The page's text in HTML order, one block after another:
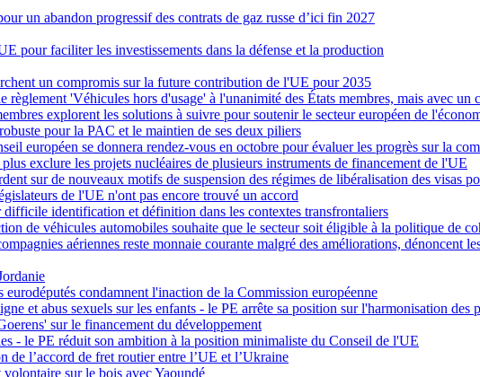
un abandon progressif des contrats de gaz russe d’ici fin 2027
pour faciliter les investissements dans la défense et la production
un compromis sur la future contribution de l'UE pour 2035
règlement 'Véhicules hors d'usage' à l'unanimité des États membres, mais avec un
explorent les solutions à suivre pour soutenir le secteur européen de
pour la PAC et le maintien de ses deux piliers
européen se donnera rendez-vous en octobre pour évaluer les progrès sur la
exclure les projets nucléaires de plusieurs instruments de financement de l'UE
sur de nouveaux motifs de suspension des régimes de libéralisation des visas
de l'UE n'ont pas encore trouvé un accord
difficile identification et définition dans les contextes transfrontaliers
de véhicules automobiles souhaite que le secteur soit éligible à la politique de
aériennes reste monnaie courante malgré des améliorations, dénoncent
eurodéputés condamnent l'inaction de la Commission européenne
et abus sexuels sur les enfants - le PE arrête sa position sur l'harmonisation des
sur le financement du développement
- le PE réduit son ambition à la position minimaliste du Conseil de l'UE
de l’accord de fret routier entre l’UE et l’Ukraine
sur le bois avec Yaoundé